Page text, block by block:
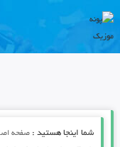
شما اینجا هستید : صفحه